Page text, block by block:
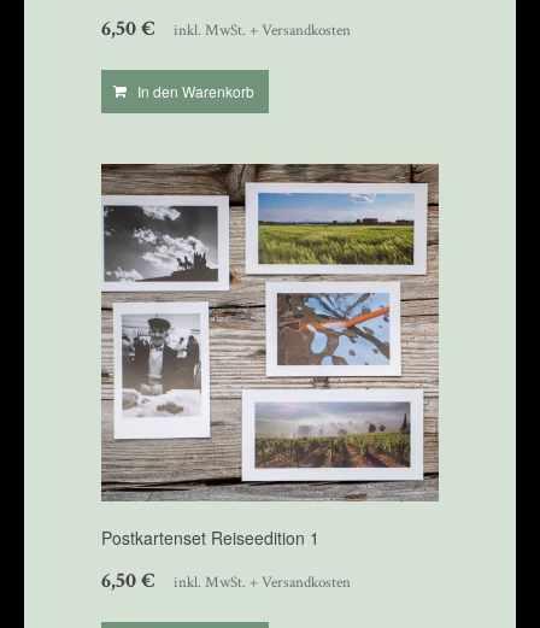
6,50€ inkl. MwSt. + Versandkosten
In den Warenkorb
Postkartenset Reiseedition 1
6,50€ inkl. MwSt. + Versandkosten